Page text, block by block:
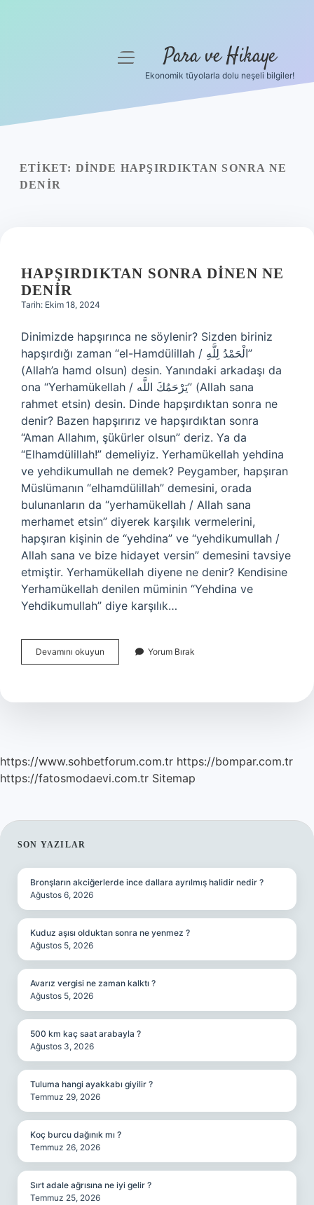
Yasal Uyarı
menüyü
Para ve Hikaye
Ekonomik tüyolarla dolu neşeli bilgiler!
ETIKET: DINDE HAPŞIRDIKTAN SONRA NE
DENIR
HAPŞIRDIKTAN SONRA DINEN NE
DENIR
Tarih: Ekim 18, 2024
Dinimizde hapşırınca ne söylenir? Sizden biriniz
hapşırdığı zaman “el-Hamdülillah / الْحَمْدُ لِلَّهِ”
(Allah’a hamd olsun) desin. Yanındaki arkadaşı da
ona “Yerhamükellah / يَرْحَمُكَ اللَّه” (Allah sana
rahmet etsin) desin. Dinde hapşırdıktan sonra ne
denir? Bazen hapşırırız ve hapşırdıktan sonra
“Aman Allahım, şükürler olsun” deriz. Ya da
“Elhamdülillah!” demeliyiz. Yerhamükellah yehdina
ve yehdikumullah ne demek? Peygamber, hapşıran
Müslümanın “elhamdülillah” demesini, orada
bulunanların da “yerhamükellah / Allah sana
merhamet etsin” diyerek karşılık vermelerini,
hapşıran kişinin de “yehdina” ve “yehdikumullah /
Allah sana ve bize hidayet versin” demesini tavsiye
etmiştir. Yerhamükellah diyene ne denir? Kendisine
Yerhamükellah denilen müminin “Yehdina ve
Yehdikumullah” diye karşılık…
Devamını okuyun Hapşırdıktan
Sonra
Denir
Yorum Bırak
https://www.sohbetforum.com.tr https://bompar.com.tr
https://fatosmodaevi.com.tr Sitemap
SIDEBAR
SON YAZILAR
Bronşların akciğerlerde ince dallara ayrılmış halidir nedir ?
Ağustos 6, 2026
Kuduz aşısı olduktan sonra ne yenmez ?
Ağustos 5, 2026
Avarız vergisi ne zaman kalktı ?
Ağustos 5, 2026
500 km kaç saat arabayla ?
Ağustos 3, 2026
Tuluma hangi ayakkabı giyilir ?
Temmuz 29, 2026
Koç burcu dağınık mı ?
Temmuz 26, 2026
Sırt adale ağrısına ne iyi gelir ?
Temmuz 25, 2026